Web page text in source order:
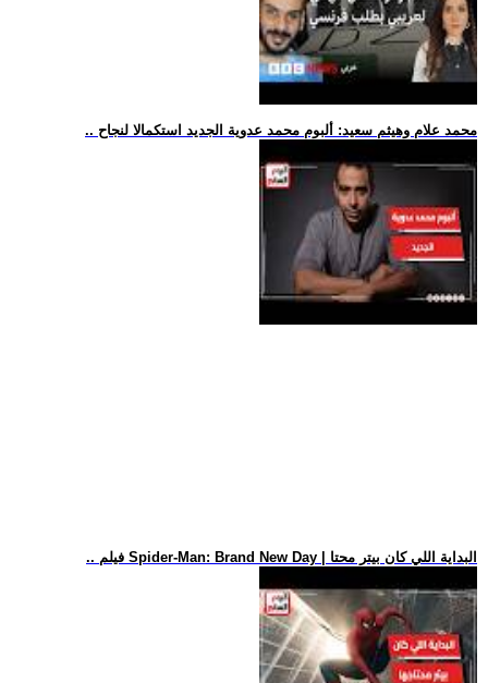
.. محمد علام وهيثم سعيد: ألبوم محمد عدوية الجديد استكمالا لنجاح
.. فيلم Spider-Man: Brand New Day | البداية اللي كان بيتر محتا